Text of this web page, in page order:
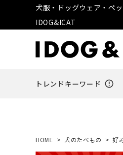
犬服・ドッグウェア・ペ
IDOG&ICAT
トレンドキーワード error_outline
HOME 犬のたべもの 好